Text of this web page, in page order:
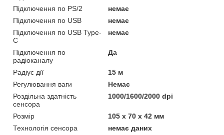
Підключення по PS/2
немає
Підключення по USB
немає
Підключення по USB Type-
C
немає
Підключення по
радіоканалу
Да
Радіус дії
15 м
Регулювання ваги
Немає
Роздільна здатність
сенсора
1000/1600/2000 dpi
Розмір
105 х 70 х 42 мм
Технологія сенсора
немає даних